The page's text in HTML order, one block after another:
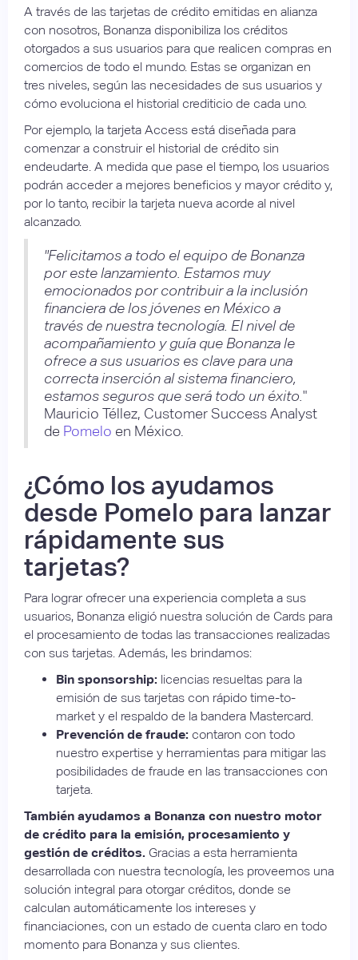
A través de las tarjetas de crédito emitidas en alianza
con nosotros, Bonanza disponibiliza los créditos
otorgados a sus usuarios para que realicen compras en
comercios de todo el mundo. Estas se organizan en
tres niveles, según las necesidades de sus usuarios y
cómo evoluciona el historial crediticio de cada uno.
Por ejemplo, la tarjeta Access está diseñada para
comenzar a construir el historial de crédito sin
endeudarte. A medida que pase el tiempo, los usuarios
podrán acceder a mejores beneficios y mayor crédito y,
por lo tanto, recibir la tarjeta nueva acorde al nivel
alcanzado.
"Felicitamos a todo el equipo de Bonanza
por este lanzamiento. Estamos muy
emocionados por contribuir a la inclusión
financiera de los jóvenes en México a
través de nuestra tecnología. El nivel de
acompañamiento y guía que Bonanza le
ofrece a sus usuarios es clave para una
correcta inserción al sistema financiero,
estamos seguros que será todo un éxito. "
Mauricio Téllez, Customer Success Analyst
de Pomelo en México.
¿Cómo los ayudamos
desde Pomelo para lanzar
rápidamente sus
tarjetas?
Para lograr ofrecer una experiencia completa a sus
usuarios, Bonanza eligió nuestra solución de Cards para
el procesamiento de todas las transacciones realizadas
con sus tarjetas. Además, les brindamos:
Bin sponsorship: licencias resueltas para la
emisión de sus tarjetas con rápido time-to-
market y el respaldo de la bandera Mastercard.
Prevención de fraude: contaron con todo
nuestro expertise y herramientas para mitigar las
posibilidades de fraude en las transacciones con
tarjeta.
También ayudamos a Bonanza con nuestro motor
de crédito para la emisión, procesamiento y
gestión de créditos. Gracias a esta herramienta
desarrollada con nuestra tecnología, les proveemos una
solución integral para otorgar créditos, donde se
calculan automáticamente los intereses y
financiaciones, con un estado de cuenta claro en todo
momento para Bonanza y sus clientes.